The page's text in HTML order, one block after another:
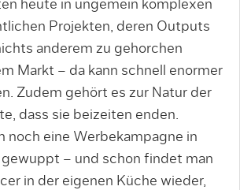
heute in ungemein komplexen
Projekten, deren Outputs
anderem zu gehorchen
Markt – da kann schnell enormer
Zudem gehört es zur Natur der
dass sie beizeiten enden.
noch eine Werbekampagne in
– und schon findet man
in der eigenen Küche wieder,